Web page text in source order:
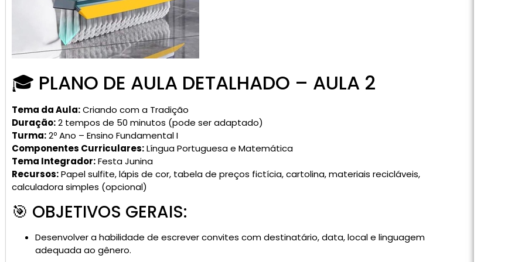
🎓 PLANO DE AULA DETALHADO – AULA 2
Tema da Aula:Criando com a Tradição
Duração:2 tempos de 50 minutos (pode ser adaptado)
Turma:2º Ano – Ensino Fundamental I
Componentes Curriculares:Língua Portuguesa e Matemática
Tema Integrador:Festa Junina
Recursos:Papel sulfite, lápis de cor, tabela de preços fictícia, cartolina, materiais recicláveis,
calculadora simples (opcional)
🎯 OBJETIVOS GERAIS:
Desenvolver a habilidade de escrever convites com destinatário, data, local e linguagem
adequada ao gênero.